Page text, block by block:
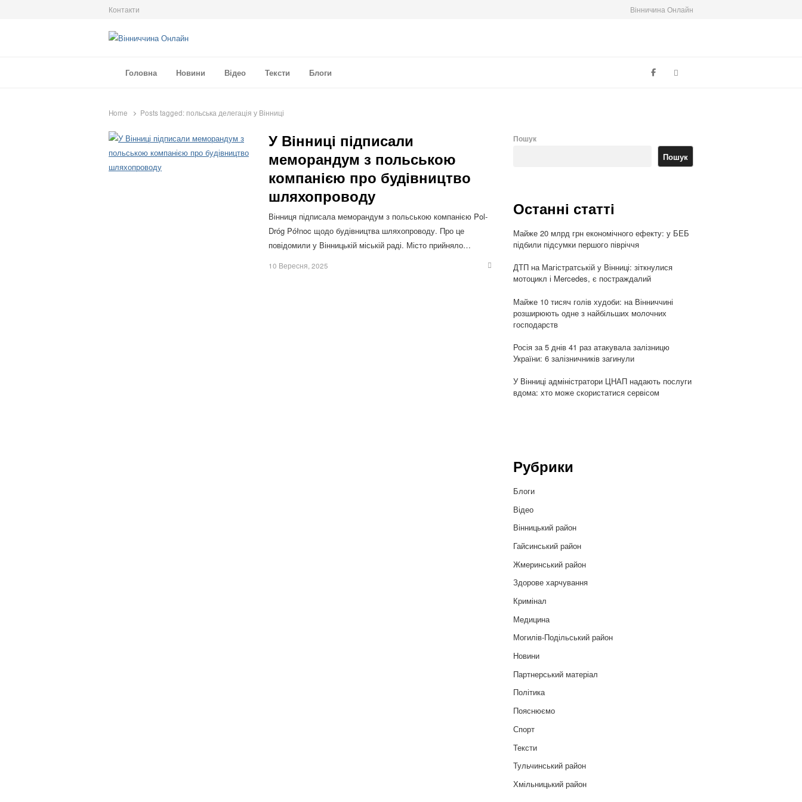
Контакти Вінничина Онлайн
Головна
Новини Відео Тексти Блоги Search
Home Posts tagged: польська делегація у Вінниці
У Вінниці підписали
меморандум з польською
компанією про будівництво
шляхопроводу
Вінниця підписала меморандум з польською компанією Pol-
Dróg Północ щодо будівництва шляхопроводу. Про це
повідомили у Вінницькій міській раді. Місто прийняло…
10 Вересня, 2025
Share
Пошук
Пошук
Останні статті
Майже 20 млрд грн економічного ефекту: у БЕБ
підбили підсумки першого півріччя
ДТП на Магістратській у Вінниці: зіткнулися
мотоцикл і Mercedes, є постраждалий
Майже 10 тисяч голів худоби: на Вінниччині
розширюють одне з найбільших молочних
господарств
Росія за 5 днів 41 раз атакувала залізницю
України: 6 залізничників загинули
У Вінниці адміністратори ЦНАП надають послуги
вдома: хто може скористатися сервісом
Рубрики
Блоги
Відео
Вінницький район
Гайсинський район
Жмеринський район
Здорове харчування
Кримінал
Медицина
Могилів-Подільський район
Новини
Партнерський матеріал
Політика
Пояснюємо
Спорт
Тексти
Тульчинський район
Хмільницький район